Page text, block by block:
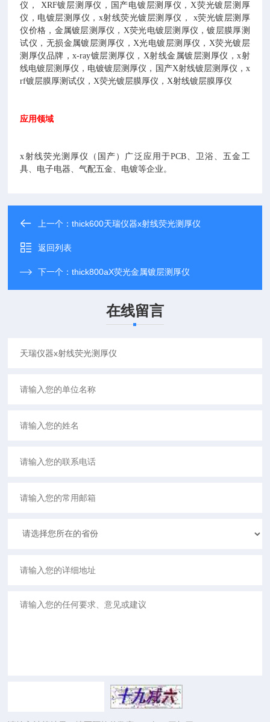
仪， XRF镀层测厚仪，国产电镀层测厚仪，X荧光镀层测厚
仪，电镀层测厚仪，x射线荧光镀层测厚仪， x荧光镀层测厚
仪价格，金属镀层测厚仪，X荧光电镀层测厚仪，镀层膜厚测
试仪，无损金属镀层测厚仪，X光电镀层测厚仪，X荧光镀层
测厚仪品牌，x-ray镀层测厚仪，X射线金属镀层测厚仪，x射
线电镀层测厚仪，电镀镀层测厚仪，国产X射线镀层测厚仪，x
rf镀层膜厚测试仪，X荧光镀层膜厚仪，X射线镀层膜厚仪
应用领域
x射线荧光测厚仪（国产）广泛应用于PCB、卫浴、五金工
具、电子电器、气配五金、电镀等企业。
上一个：thick600天瑞仪器x射线荧光测厚仪
返回列表
下一个：thick800aX荧光金属镀层测厚仪
在线留言